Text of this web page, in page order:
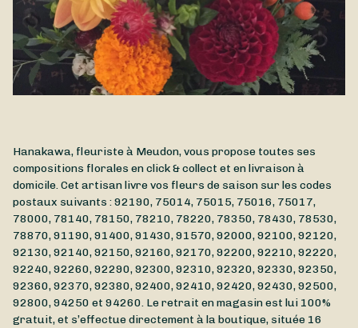
Hanakawa, fleuriste à Meudon, vous propose toutes ses
compositions florales en click & collect et en livraison à
domicile. Cet artisan livre vos fleurs de saison sur les codes
postaux suivants : 92190, 75014, 75015, 75016, 75017,
78000, 78140, 78150, 78210, 78220, 78350, 78430, 78530,
78870, 91190, 91400, 91430, 91570, 92000, 92100, 92120,
92130, 92140, 92150, 92160, 92170, 92200, 92210, 92220,
92240, 92260, 92290, 92300, 92310, 92320, 92330, 92350,
92360, 92370, 92380, 92400, 92410, 92420, 92430, 92500,
92800, 94250 et 94260. Le retrait en magasin est lui 100%
gratuit, et s’effectue directement à la boutique, située 16